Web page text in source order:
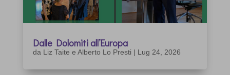
Dalle Dolomiti all’Europa
da Liz Taite e Alberto Lo Presti | Lug 24, 2026